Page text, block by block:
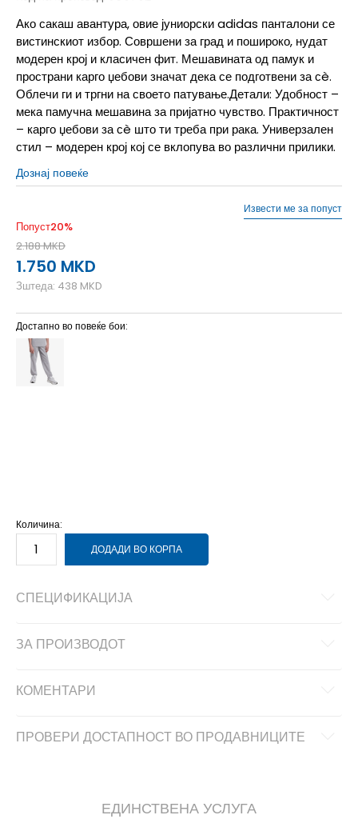
Ако сакаш авантура, овие јуниорски adidas панталони се
вистинскиот избор. Совршени за град и пошироко, нудат
модерен крој и класичен фит. Мешавината од памук и
пространи карго џебови значат дека се подготвени за сè.
Облечи ги и тргни на своето патување.Детали: Удобност –
мека памучна мешавина за пријатно чувство. Практичност
– карго џебови за сè што ти треба при рака. Универзален
стил – модерен крој кој се вклопува во различни прилики.
Дознај повеќе
Попуст20%
2.188MKD
1.750 MKD
Зштеда: 438 MKD
Извести ме за попуст
Достапно во повеќе бои:
Количина:
ДОДАДИ ВО КОРПА
СПЕЦИФИКАЦИЈА
ЗА ПРОИЗВОДОТ
КОМЕНТАРИ
ПРОВЕРИ ДОСТАПНОСТ ВО ПРОДАВНИЦИТЕ
ЕДИНСТВЕНА УСЛУГА